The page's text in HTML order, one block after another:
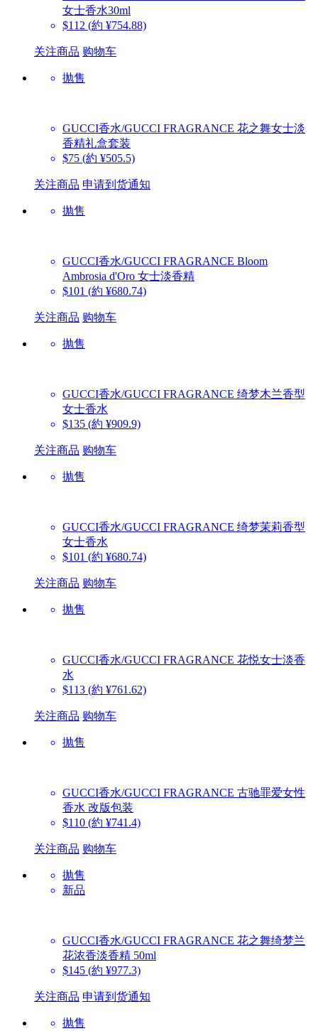
女士香水30ml
$112 (約 ¥754.88)
关注商品 购物车
抛售
GUCCI香水/GUCCI FRAGRANCE 花之舞女士淡
香精礼盒套装
$75 (約 ¥505.5)
关注商品 申请到货通知
抛售
GUCCI香水/GUCCI FRAGRANCE Bloom
Ambrosia d'Oro 女士淡香精
$101 (約 ¥680.74)
关注商品 购物车
抛售
GUCCI香水/GUCCI FRAGRANCE 绮梦木兰香型
女士香水
$135 (約 ¥909.9)
关注商品 购物车
抛售
GUCCI香水/GUCCI FRAGRANCE 绮梦茉莉香型
女士香水
$101 (約 ¥680.74)
关注商品 购物车
抛售
GUCCI香水/GUCCI FRAGRANCE 花悦女士淡香
水
$113 (約 ¥761.62)
关注商品 购物车
抛售
GUCCI香水/GUCCI FRAGRANCE 古驰罪爱女性
香水 改版包装
$110 (約 ¥741.4)
关注商品 购物车
抛售
新品
GUCCI香水/GUCCI FRAGRANCE 花之舞绮梦兰
花浓香淡香精 50ml
$145 (約 ¥977.3)
关注商品 申请到货通知
抛售